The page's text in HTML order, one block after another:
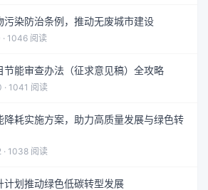
污染防治条例，推动无废城市建设
1046 阅读
节能审查办法（征求意见稿）全攻略
1041 阅读
降耗实施方案，助力高质量发展与绿色转
1038 阅读
计划推动绿色低碳转型发展